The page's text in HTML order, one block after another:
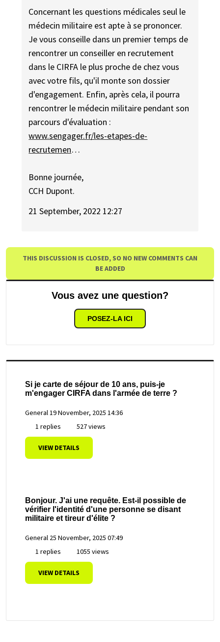
Concernant les questions médicales seul le
médecin militaire est apte à se prononcer.
Je vous conseille dans un premier temps de
rencontrer un conseiller en recrutement
dans le CIRFA le plus proche de chez vous
avec votre fils, qu'il monte son dossier
d'engagement. Enfin, après cela, il pourra
rencontrer le médecin militaire pendant son
parcours d'évaluation :
www.sengager.fr/les-etapes-de-
recrutemen…
Bonne journée,
CCH Dupont.
21 September, 2022 12:27
THIS DISCUSSION IS CLOSED, SO NO NEW COMMENTS CAN
BE ADDED
Vous avez une question?
POSEZ-LA ICI
Si je carte de séjour de 10 ans, puis-je
m'engager CIRFA dans l'armée de terre ?
General19 November, 2025 14:36
1 replies
527 views
VIEW DETAILS
Bonjour. J'ai une requête. Est-il possible de
vérifier l'identité d'une personne se disant
militaire et tireur d'élite ?
General 25 November, 2025 07:49
1 replies
1055 views
VIEW DETAILS